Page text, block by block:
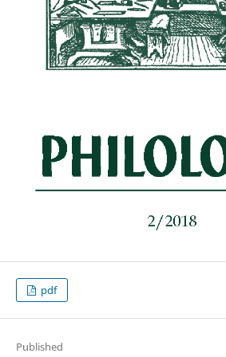
pdf
Published